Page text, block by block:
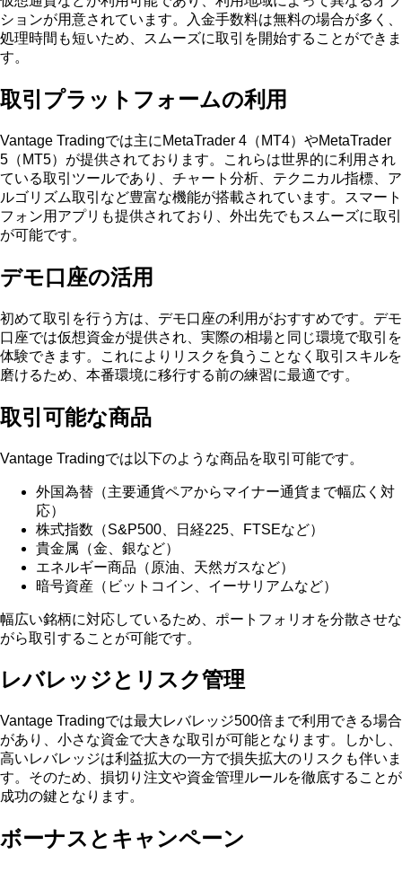
ションが用意されています。入金手数料は無料の場合が多く、
処理時間も短いため、スムーズに取引を開始することができま
す。
取引プラットフォームの利用
Vantage Tradingでは主にMetaTrader 4（MT4）やMetaTrader
5（MT5）が提供されております。これらは世界的に利用され
ている取引ツールであり、チャート分析、テクニカル指標、ア
ルゴリズム取引など豊富な機能が搭載されています。スマート
フォン用アプリも提供されており、外出先でもスムーズに取引
が可能です。
デモ口座の活用
初めて取引を行う方は、デモ口座の利用がおすすめです。デモ
口座では仮想資金が提供され、実際の相場と同じ環境で取引を
体験できます。これによりリスクを負うことなく取引スキルを
磨けるため、本番環境に移行する前の練習に最適です。
取引可能な商品
Vantage Tradingでは以下のような商品を取引可能です。
外国為替（主要通貨ペアからマイナー通貨まで幅広く対
応）
株式指数（S&P500、日経225、FTSEなど）
貴金属（金、銀など）
エネルギー商品（原油、天然ガスなど）
暗号資産（ビットコイン、イーサリアムなど）
幅広い銘柄に対応しているため、ポートフォリオを分散させな
がら取引することが可能です。
レバレッジとリスク管理
Vantage Tradingでは最大レバレッジ500倍まで利用できる場合
があり、小さな資金で大きな取引が可能となります。しかし、
高いレバレッジは利益拡大の一方で損失拡大のリスクも伴いま
す。そのため、損切り注文や資金管理ルールを徹底することが
成功の鍵となります。
ボーナスとキャンペーン